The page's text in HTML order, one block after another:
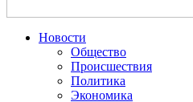
Новости
Общество
Происшествия
Политика
Экономика